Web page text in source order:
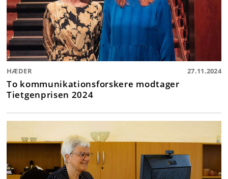
HÆDER 27.11.2024
To kommunikationsforskere modtager
Tietgenprisen 2024